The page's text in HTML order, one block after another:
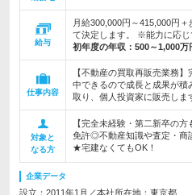
給与
月給300,000円～415,000円
て決定します。 ※能力に応じ
初年度の年収： 500～1,000万
仕事内容
【不動産の買取再販売業務
中できるので成長と成果が積
取り、個人投資家に販売しま
対象と
なる方
【完全未経験・第二新卒の
免許◎不動産知識や査定・商
★宅建なくてもOK！
企業データ
設立：2011年1月／本社所在地：東京都